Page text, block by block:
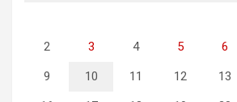
2 3 4 5 6
9 10 11 12 13